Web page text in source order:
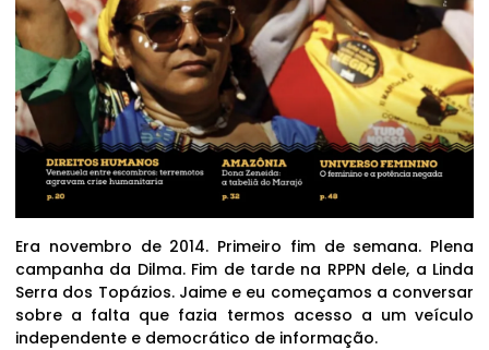
Era novembro de 2014. Primeiro fim de semana. Plena
campanha da Dilma. Fim de tarde na RPPN dele, a Linda
Serra dos Topázios. Jaime e eu começamos a conversar
sobre a falta que fazia termos acesso a um veículo
independente e democrático de informação.